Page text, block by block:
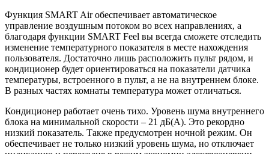
Функция SMART Air обеспечивает автоматическое
управление воздушным потоком во всех направлениях, а
благодаря функции SMART Feel вы всегда сможете отследить
изменение температурного показателя в месте нахождения
пользователя. Достаточно лишь расположить пульт рядом, и
кондиционер будет ориентироваться на показатели датчика
температуры, встроенного в пульт, а не на внутреннем блоке.
В разных частях комнаты температура может отличаться.
Кондиционер работает очень тихо. Уровень шума внутреннего
блока на минимальной скорости – 21 дБ(А). Это рекордно
низкий показатель. Также предусмотрен ночной режим. Он
обеспечивает не только низкий уровень шума, но отключает